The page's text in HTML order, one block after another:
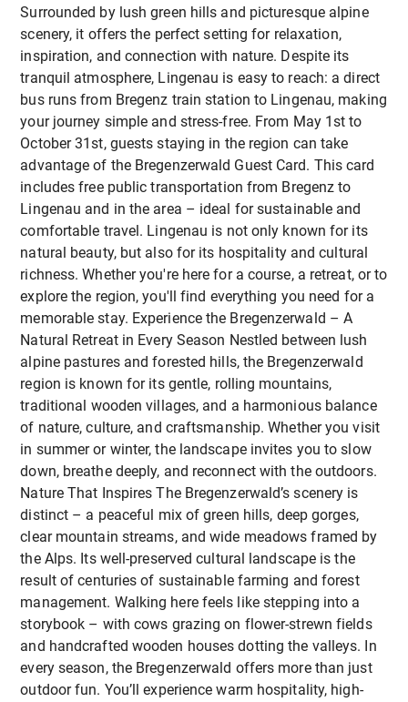
Digitale Kompetenz
Durch die Erstellung von Videos,Fotosund
Berichtenstärken die Teilnehmenden ihre
digitalen Fähigkeiten, lernen kreative Wege zur
Vermittlung von Bildungsinhalten kennen und
erkunden den Einsatz von Medien für
Kommunikation und Reflexion.
Europäischer Austausch & Networking
Lehrkräfte aus ganz Europa kommen zusammen,
umIdeen,Erfahrungenundkulturelle
Perspektivenauszutauschen. Dies schafft
langfristige Verbindungenund fördert die
Zusammenarbeit über den Kurs hinaus.
Inklusiv & Zugänglich
Alle Outdoor-Aktivitäten werden an
unterschiedliche Fitnesslevel angepasst, sodass
jede:r
vollständig und komfortabel
teilnehmen
kann.
Erasmus+ Förderung
Der Kurs ist vollständig förderfähig über
Erasmus+, was ihn zu einereinfach zugänglichen
und kosteneffizienten Optionfür berufliche
Weiterbildung im Ausland macht.
Ziele
Stärkung des Wissensvon Lehrkräften über
Umweltfragen und nachhaltige Praktiken
Förderung von Outdoor-Lernenund
naturbasierter Bildung als Werkzeuge für
Schülerengagement und Wohlbefinden
Erkundung der Zusammenhänge von
Gesundheit, Ernährung und
Umweltbewusstsein
Bereitstellung praktischer, direkt einsetzbarer
Aktivitäten für verschiedene Schulfächer
Verbesserung der digitalen Kompetenzen
durch kreative Medienarbeit und Content-
Sharing
Förderung des interkulturellen Austauschs
und des beruflichen Netzwerks innerhalb der
Erasmus+ Gemeinschaft
Unterstützung der Entwicklung inklusiver und
anpassungsfähiger Lehrmethoden, die auf
unterschiedliche Lernbedürfnisse und
körperliche Fähigkeiten eingehen
Am Ende des Kurses haben die Teilnehmenden
sowohl ihr
berufliches Werkzeugset
als auch ihre
persönlichen Ideen
erweitert. Sie kehren inspiriert
und ausgestattet zurück, um eine spannende, auf
Nachhaltigkeit ausgerichtete Bildung umzusetzen.
Vorarlberg
🚡Freier Zugang zu vielen Bergbahnenin der
Region
🏊Kostenloser Eintritt in öffentliche Freibäder
Exklusive Preise für unsere
Teilnehmenden
Wir bieten Sonderpreisefür unsere
Teilnehmenden in allen Partnerunterkünften, das
ganze Jahr über:
Hotel AdlerLingenau: Unterkunft mit
Frühstück und/oder Halbpension
Pension Balsin Hittisau: Unterkunft mit
Halbpension
Harald's Ferienhausin Langenegg:
Wunderschönes Selbstversorger-Ferienhaus für
2-3 Personen
Genießen Sie einen komfortablen Aufenthalt zu
exklusiven Konditionen, während Sie Ihre Zeit in
der wunderschönen RegionVorarlberg optimal
nutzen!
Surrounded by lush green hills and picturesque alpine
scenery, it offers the perfect setting for relaxation,
inspiration, and connection with nature. Despite its
tranquil atmosphere, Lingenau is easy to reach: a direct
bus runs from Bregenz train station to Lingenau, making
your journey simple and stress-free. From May 1st to
October 31st, guests staying in the region can take
advantage of the Bregenzerwald Guest Card. This card
includes free public transportation from Bregenz to
Lingenau and in the area – ideal for sustainable and
comfortable travel. Lingenau is not only known for its
natural beauty, but also for its hospitality and cultural
richness. Whether you're here for a course, a retreat, or to
explore the region, you'll find everything you need for a
memorable stay. Experience the Bregenzerwald – A
Natural Retreat in Every Season Nestled between lush
alpine pastures and forested hills, the Bregenzerwald
region is known for its gentle, rolling mountains,
traditional wooden villages, and a harmonious balance
of nature, culture, and craftsmanship. Whether you visit
in summer or winter, the landscape invites you to slow
down, breathe deeply, and reconnect with the outdoors.
Nature That Inspires The Bregenzerwald’s scenery is
distinct – a peaceful mix of green hills, deep gorges,
clear mountain streams, and wide meadows framed by
the Alps. Its well-preserved cultural landscape is the
result of centuries of sustainable farming and forest
management. Walking here feels like stepping into a
storybook – with cows grazing on flower-strewn fields
and handcrafted wooden houses dotting the valleys. In
every season, the Bregenzerwald offers more than just
outdoor fun. You’ll experience warm hospitality, high-